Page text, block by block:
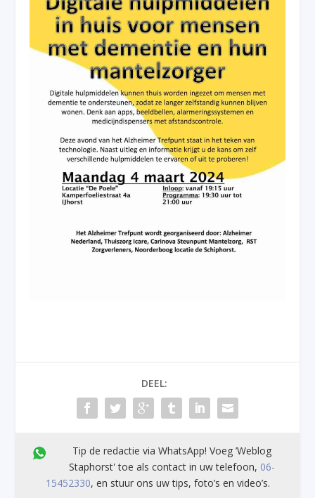
DEEL:
Tip de redactie via WhatsApp! Voeg ’Weblog
Staphorst' toe als contact in uw telefoon, 06-
15452330, en stuur ons uw tips, foto’s en video’s.